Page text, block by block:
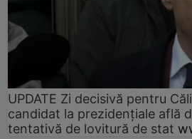
UPDATE Zi decisivă pentru
candidat la prezidențiale află
tentativă de lovitură de stat